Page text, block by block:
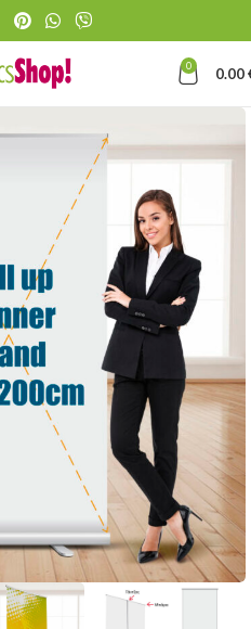
0 0.00